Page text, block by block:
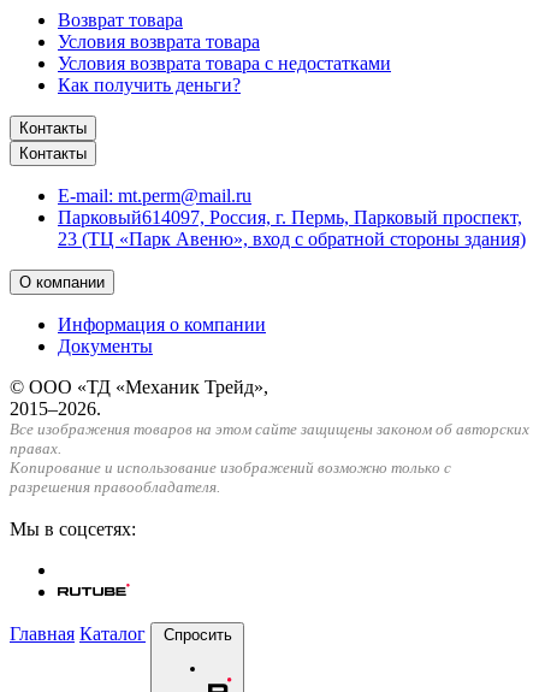
Возврат товара
Условия возврата товара
Условия возврата товара с недостатками
Как получить деньги?
Контакты
Контакты
E-mail: mt.perm@mail.ru
Парковый614097, Россия, г. Пермь, Парковый проспект,
23 (ТЦ «Парк Авеню», вход с обратной стороны здания)
О компании
Информация о компании
Документы
© ООО «ТД «Механик Трейд»,
2015–2026.
Все изображения товаров на этом сайте защищены законом об авторских
правах.
Копирование и использование изображений возможно только с
разрешения правообладателя.
Мы в соцсетях:
Главная Каталог Спросить